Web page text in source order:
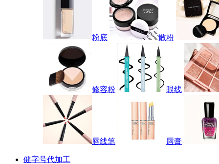
粉底 散粉
修容粉 眼线
唇线笔 唇膏
健字号代加工